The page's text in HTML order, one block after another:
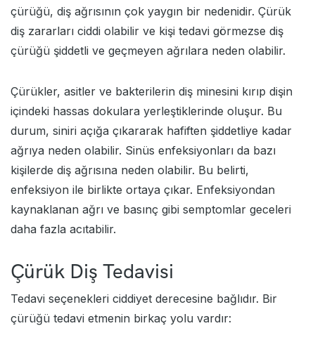
çürüğü, diş ağrısının çok yaygın bir nedenidir. Çürük
diş zararları ciddi olabilir ve kişi tedavi görmezse diş
çürüğü şiddetli ve geçmeyen ağrılara neden olabilir.
Çürükler, asitler ve bakterilerin diş minesini kırıp dişin
içindeki hassas dokulara yerleştiklerinde oluşur. Bu
durum, siniri açığa çıkararak hafiften şiddetliye kadar
ağrıya neden olabilir. Sinüs enfeksiyonları da bazı
kişilerde diş ağrısına neden olabilir. Bu belirti,
enfeksiyon ile birlikte ortaya çıkar. Enfeksiyondan
kaynaklanan ağrı ve basınç gibi semptomlar geceleri
daha fazla acıtabilir.
Çürük Diş Tedavisi
Tedavi seçenekleri ciddiyet derecesine bağlıdır. Bir
çürüğü tedavi etmenin birkaç yolu vardır: